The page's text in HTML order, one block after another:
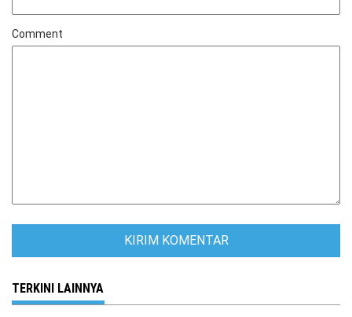
Comment
TERKINI LAINNYA